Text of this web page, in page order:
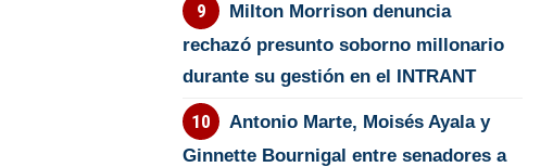
Milton Morrison denuncia
rechazó presunto soborno millonario
durante su gestión en el INTRANT
Antonio Marte, Moisés Ayala y
Ginnette Bournigal entre senadores a